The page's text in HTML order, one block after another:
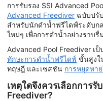
การรับรอง SSI Advanced
Advanced Freediver ฉบับปรั
สำหรับนักดำน้ำฟรีไดฟ์ระดับก
ใหม่ๆ เพื่อการดำน้ำอย่างราบรื่
Advanced Pool Freediver เ
ทักษะการดำน้ำฟรีไดฟ์ ขั้นสูงใ
ทฤษฎี และเซสชัน การหยุดหา
เหตุใดจึงควรเลือกการรั
Freediver?